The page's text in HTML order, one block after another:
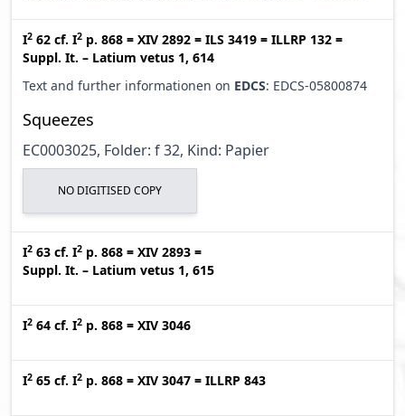
I2 62 cf. I2 p. 868 = XIV 2892 = ILS 3419 = ILLRP 132 =
Suppl. It. – Latium vetus 1, 614
Text and further informationen on EDCS: EDCS-05800874
Squeezes
EC0003025, Folder: f 32, Kind: Papier
NO DIGITISED COPY
I2 63 cf. I2 p. 868 = XIV 2893 =
Suppl. It. – Latium vetus 1, 615
I2 64 cf. I2 p. 868 = XIV 3046
I2 65 cf. I2 p. 868 = XIV 3047 = ILLRP 843